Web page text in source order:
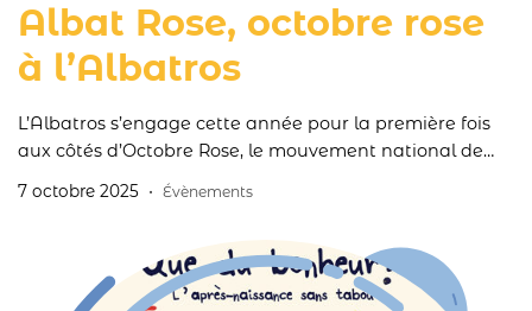
Albat Rose, octobre rose
à l’Albatros
L’Albatros s’engage cette année pour la première fois
aux côtés d’Octobre Rose, le mouvement national de
lutte contre le cancer du sein.
7 octobre 2025 Évènements